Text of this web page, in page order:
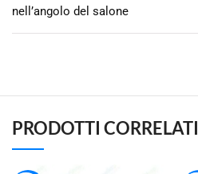
nell’angolo del salone
PRODOTTI CORRELATI